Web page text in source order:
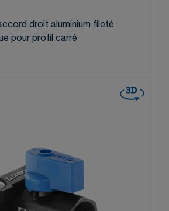
droit aluminium fileté
pour profil carré
3D